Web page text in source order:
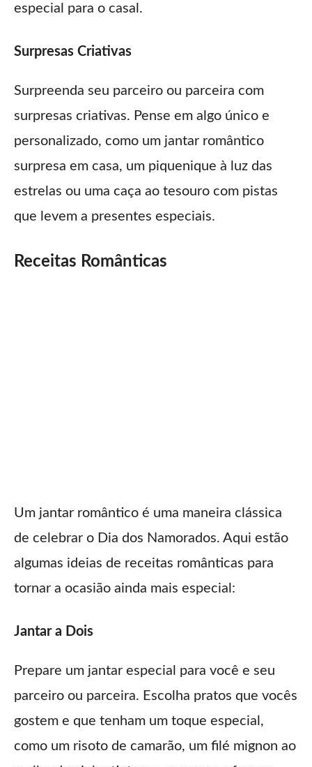
especial para o casal.
Surpresas Criativas
Surpreenda seu parceiro ou parceira com
surpresas criativas. Pense em algo único e
personalizado, como um jantar romântico
surpresa em casa, um piquenique à luz das
estrelas ou uma caça ao tesouro com pistas
que levem a presentes especiais.
Receitas Românticas
Um jantar romântico é uma maneira clássica
de celebrar o Dia dos Namorados. Aqui estão
algumas ideias de receitas românticas para
tornar a ocasião ainda mais especial:
Jantar a Dois
Prepare um jantar especial para você e seu
parceiro ou parceira. Escolha pratos que vocês
gostem e que tenham um toque especial,
como um risoto de camarão, um filé mignon ao